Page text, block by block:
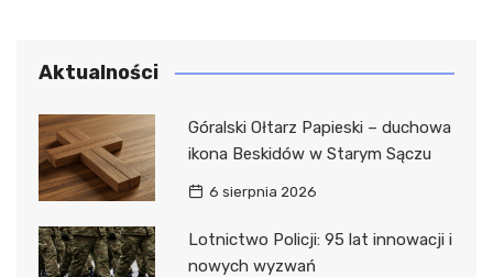
Aktualności
Góralski Ołtarz Papieski – duchowa
ikona Beskidów w Starym Sączu
6 sierpnia 2026
Lotnictwo Policji: 95 lat innowacji i
nowych wyzwań